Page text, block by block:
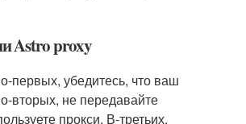
Astro proxy
первых, убедитесь, что ваш
вторых, не передавайте
прокси. В-третьих,